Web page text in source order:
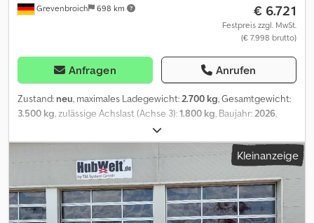
Grevenbroich 698 km € 6.721
Festpreis zzgl. MwSt.
(€ 7.998 brutto)
Anfragen Anrufen
Zustand: neu, maximales Ladegewicht:2.700 kg, Gesamtgewicht:
3.500 kg, zulässige Achslast (Achse 3):1.800 kg, Baujahr:2026,
ANHÄNGERWIRTZ der online Abholmarkt für Ihren neuen
Anhänger bietet starke Markenfabrikate! über 850 Neuanhänger
auf Lager über 130 gebrauchte Anhänger ständig im Angebot
unverbindliches Beispiel: Modell Neu 2026 Sondermodell 3 x
1800kg 20FT Container Transporter solange der Vorrat reicht!
Containerverriegelung Twistlock, 3500kg Tridem Tieflader
niedrig V Fahrgestell, 3x1800kg Achsen Gummigefedert,
Kleinanzeige